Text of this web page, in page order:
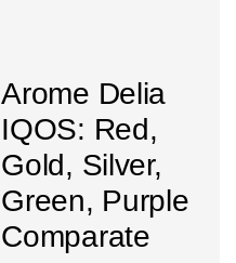
Arome Delia
IQOS: Red,
Gold, Silver,
Green, Purple
Comparate